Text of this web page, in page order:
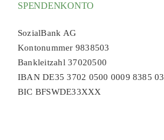
SPENDENKONTO
SozialBank AG
Kontonummer 9838503
Bankleitzahl 37020500
IBAN DE35 3702 0500 0009 8385 03
BIC BFSWDE33XXX